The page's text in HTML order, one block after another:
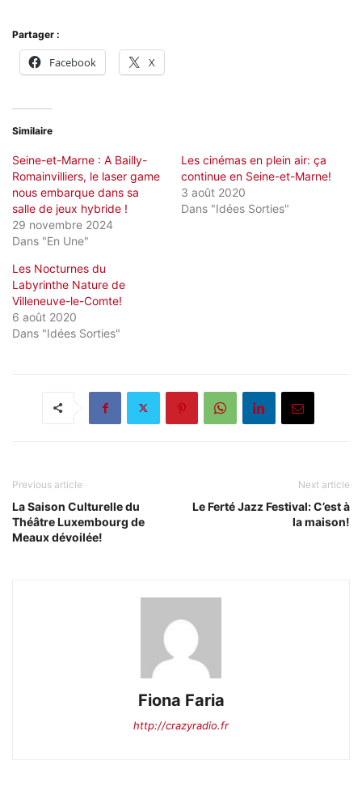
Partager :
Facebook X
Similaire
Seine-et-Marne : A Bailly-
Romainvilliers, le laser game
nous embarque dans sa
salle de jeux hybride !
29 novembre 2024
Dans "En Une"
Les cinémas en plein air: ça
continue en Seine-et-Marne!
3 août 2020
Dans "Idées Sorties"
Les Nocturnes du
Labyrinthe Nature de
Villeneuve-le-Comte!
6 août 2020
Dans "Idées Sorties"
Previous article
La Saison Culturelle du
Théâtre Luxembourg de
Meaux dévoilée!
Next article
Le Ferté Jazz Festival: C’est à
la maison!
Fiona Faria
http://crazyradio.fr